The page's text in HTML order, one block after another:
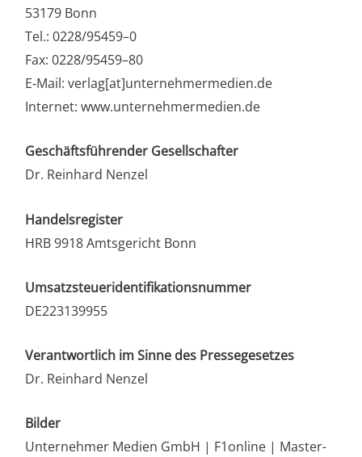
53179 Bonn
Tel.: 0228/95459–0
Fax: 0228/95459–80
E‑Mail: verlag[at]unternehmermedien.de
Inter­net: www​.unter​neh​mer​me​di​en​.de
Geschäfts­füh­ren­der Gesell­schaf­ter
Dr. Rein­hard Nenzel
Han­dels­re­gis­ter
HRB 9918 Amts­ge­richt Bonn
Umsatz­steu­er­iden­ti­fi­ka­ti­ons­num­mer
DE223139955
Ver­ant­wort­lich im Sin­ne des Pres­se­ge­set­zes
Dr. Rein­hard Nenzel
Bil­der
Unter­neh­mer Medi­en GmbH | F1online | Mas­ter­